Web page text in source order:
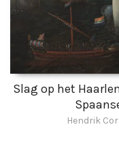
Slag op het
Hendrik